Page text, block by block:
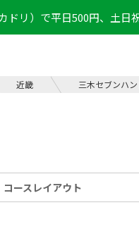
ドリ）で平日500円、土日
近畿 三木セブンハ
コース レイアウト